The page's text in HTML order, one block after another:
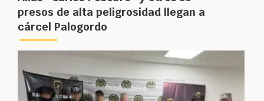
presos de alta peligrosidad llegan a
cárcel Palogordo